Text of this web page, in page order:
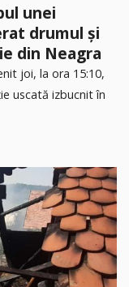
unei
drumul și
din Neagra
joi, la ora 15:10,
uscată izbucnit în